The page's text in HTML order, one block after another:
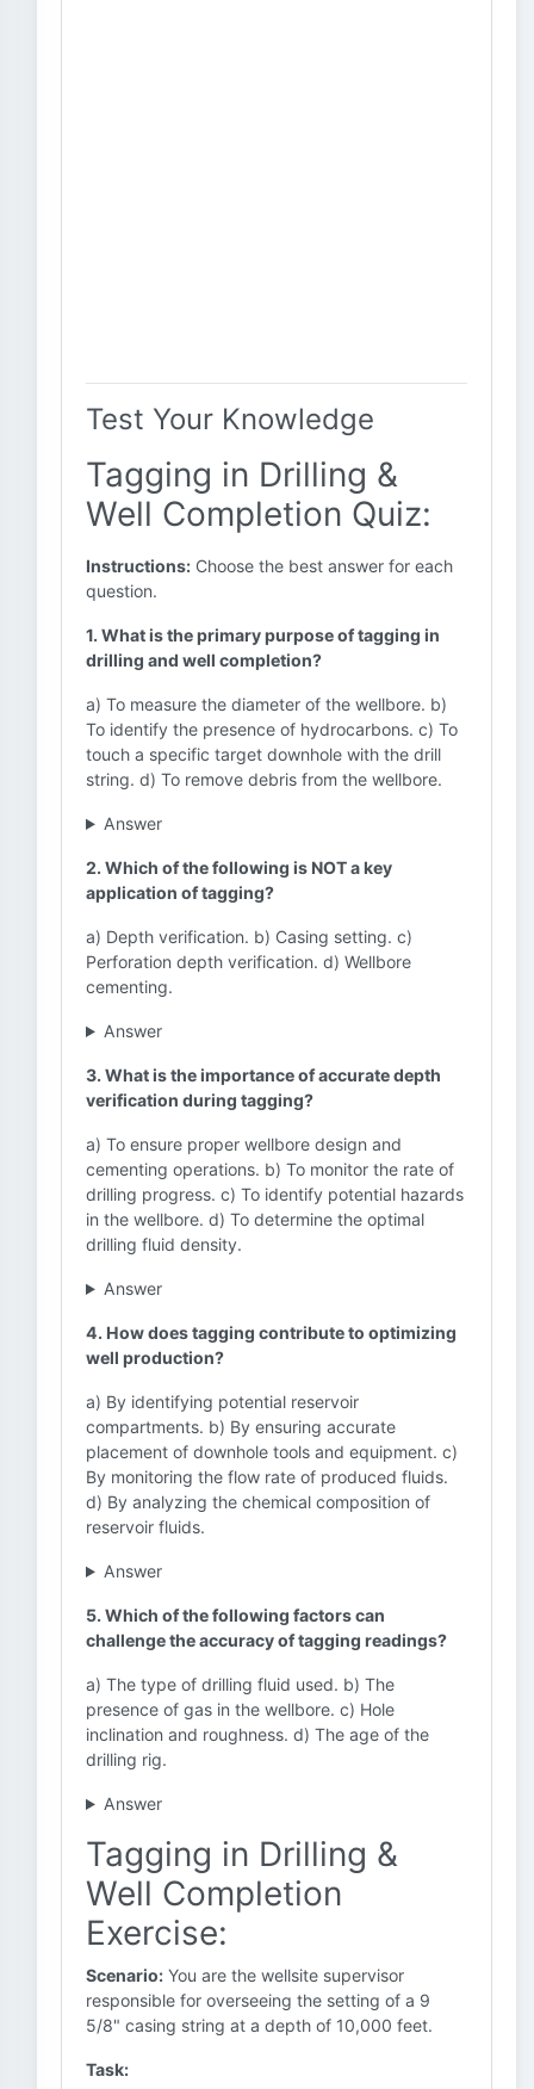
Test Your Knowledge
Tagging in Drilling &
Well Completion Quiz:
Instructions: Choose the best answer for each
question.
1. What is the primary purpose of tagging in
drilling and well completion?
a) To measure the diameter of the wellbore. b)
To identify the presence of hydrocarbons. c) To
touch a specific target downhole with the drill
string. d) To remove debris from the wellbore.
Answer
2. Which of the following is NOT a key
application of tagging?
a) Depth verification. b) Casing setting. c)
Perforation depth verification. d) Wellbore
cementing.
Answer
3. What is the importance of accurate depth
verification during tagging?
a) To ensure proper wellbore design and
cementing operations. b) To monitor the rate of
drilling progress. c) To identify potential hazards
in the wellbore. d) To determine the optimal
drilling fluid density.
Answer
4. How does tagging contribute to optimizing
well production?
a) By identifying potential reservoir
compartments. b) By ensuring accurate
placement of downhole tools and equipment. c)
By monitoring the flow rate of produced fluids.
d) By analyzing the chemical composition of
reservoir fluids.
Answer
5. Which of the following factors can
challenge the accuracy of tagging readings?
a) The type of drilling fluid used. b) The
presence of gas in the wellbore. c) Hole
inclination and roughness. d) The age of the
drilling rig.
Answer
Tagging in Drilling &
Well Completion
Exercise:
Scenario: You are the wellsite supervisor
responsible for overseeing the setting of a 9
5/8" casing string at a depth of 10,000 feet.
Task: